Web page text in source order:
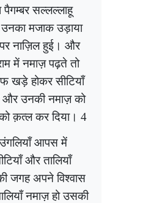
सल्लल्लाहू
मजाक उड़ाया
नाज़िल हुई। और
में नमाज़ पढ़ते तो
खड़े होकर सीटियाँ
और उनकी नमाज़ को
क़त्ल कर दिया। 4
उंगलियाँ आपस में
और तालियाँ
जगह अपने विश्वास
नमाज़ हो उसकी